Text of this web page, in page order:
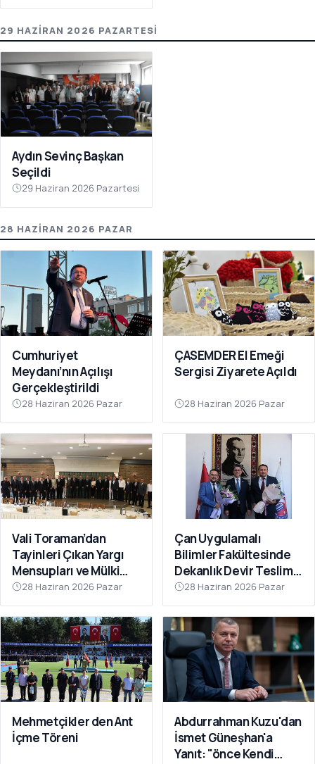
29 HAZIRAN 2026 PAZARTESI
Aydın Sevinç Başkan
Seçildi
29 Haziran 2026 Pazartesi
28 HAZIRAN 2026 PAZAR
Cumhuriyet
Meydanı’nın Açılışı
Gerçekleştirildi
28 Haziran 2026 Pazar
ÇASEMDER El Emeği
Sergisi Ziyarete Açıldı
28 Haziran 2026 Pazar
Vali Toraman’dan
Tayinleri Çıkan Yargı
Mensupları ve Mülki
İdare Amirlerine Veda
Yemeği
28 Haziran 2026 Pazar
Çan Uygulamalı
Bilimler Fakültesinde
Dekanlık Devir Teslim
Töreni Gerçekleştirildi
28 Haziran 2026 Pazar
Mehmetçikler den Ant
İçme Töreni
Abdurrahman Kuzu'dan
İsmet Güneşhan'a
Yanıt: "önce Kendi